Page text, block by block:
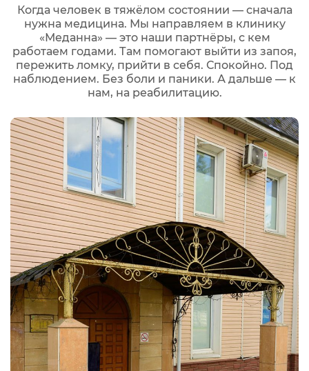
Когда человек в тяжёлом состоянии — сначала
нужна медицина. Мы направляем в клинику
«Меданна» — это наши партнёры, с кем
работаем годами. Там помогают выйти из запоя,
пережить ломку, прийти в себя. Спокойно. Под
наблюдением. Без боли и паники. А дальше — к
нам, на реабилитацию.